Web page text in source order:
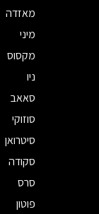
מאזדה
מיני
מקסוס
ניו
סאאב
סוזוקי
סיטרואן
סקודה
סרס
פוטון